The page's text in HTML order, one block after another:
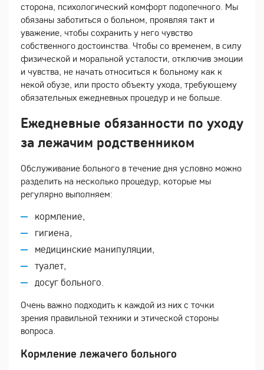
сторона, психологический комфорт подопечного. Мы
обязаны заботиться о больном, проявляя такт и
уважение, чтобы сохранить у него чувство
собственного достоинства. Чтобы со временем, в силу
физической и моральной усталости, отключив эмоции
и чувства, не начать относиться к больному как к
некой обузе, или просто объекту ухода, требующему
обязательных ежедневных процедур и не больше.
Ежедневные обязанности по уходу
за лежачим родственником
Обслуживание больного в течение дня условно можно
разделить на несколько процедур, которые мы
регулярно выполняем:
кормление,
гигиена,
медицинские манипуляции,
туалет,
досуг больного.
Очень важно подходить к каждой из них с точки
зрения правильной техники и этической стороны
вопроса.
Кормление лежачего больного